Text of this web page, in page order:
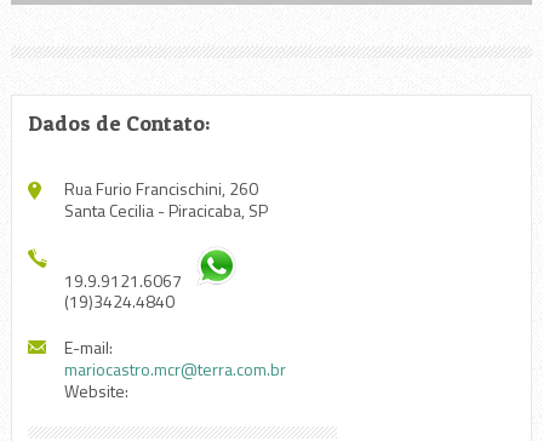
Dados de Contato:
Rua Furio Francischini, 260
Santa Cecilia - Piracicaba, SP
19.9.9121.6067
(19)3424.4840
E-mail:
mariocastro.mcr@terra.com.br
Website: